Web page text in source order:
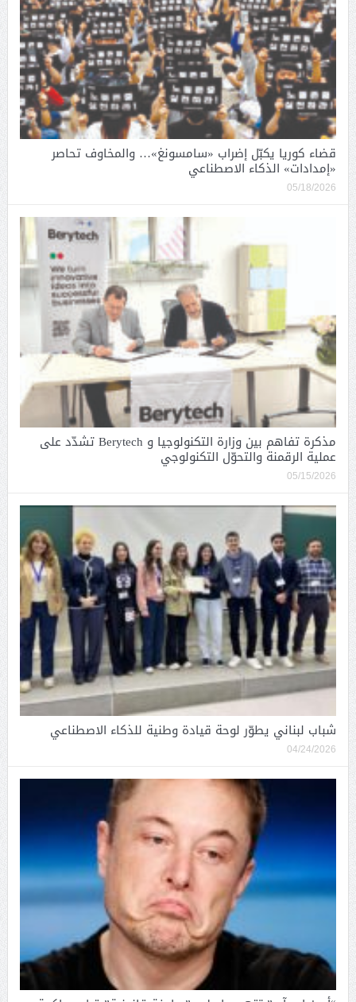
قضاء كوريا يكبّل إضراب «سامسونغ»… والمخاوف تحاصر
«إمدادات» الذكاء الاصطناعي
05/18/2026
مذكرة تفاهم بين وزارة التكنولوجيا و Berytech تشدّد على
عملية الرقمنة والتحوّل التكنولوجي
05/15/2026
شباب لبناني يطوّر لوحة قيادة وطنية للذكاء الاصطناعي
04/24/2026